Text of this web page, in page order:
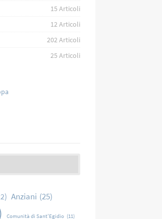
15 Articoli
12Articoli
202Articoli
25 Articoli
Anziani (25)
Comunità di Sant'Egidio (11)